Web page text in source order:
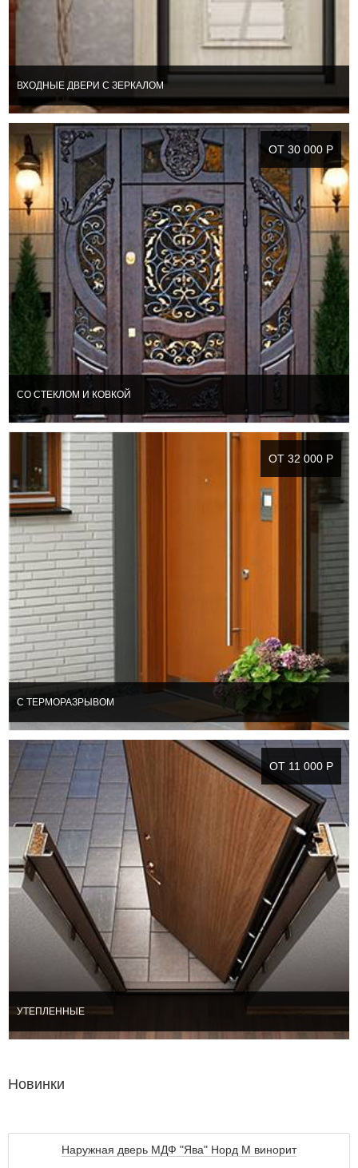
ВХОДНЫЕ ДВЕРИ С ЗЕРКАЛОМ
ОТ 30 000 Р
СО СТЕКЛОМ И КОВКОЙ
ОТ 32 000 Р
С ТЕРМОРАЗРЫВОМ
ОТ 11 000 Р
УТЕПЛЕННЫЕ
Новинки
Наружная дверь МДФ "Ява" Норд М винорит